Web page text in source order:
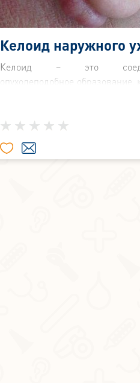
Келоид наружного
Келоид – это
опухолеподобное образование,